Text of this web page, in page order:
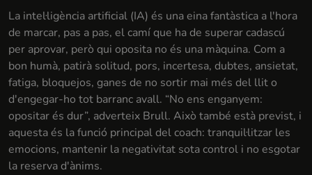
La intel·ligència artificial (IA) és una eina fantàstica a l'hora
de marcar, pas a pas, el camí que ha de superar cadascú
per aprovar, però qui oposita no és una màquina. Com a
bon humà, patirà solitud, pors, incertesa, dubtes, ansietat,
fatiga, bloquejos, ganes de no sortir mai més del llit o
d'engegar-ho tot barranc avall. “No ens enganyem:
opositar és dur”, adverteix Brull. Això també està previst, i
aquesta és la funció principal del coach: tranquil·litzar les
emocions, mantenir la negativitat sota control i no esgotar
la reserva d'ànims.